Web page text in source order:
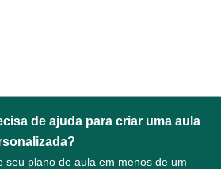
de ajuda para criar uma aula
seu plano de aula em menos de um